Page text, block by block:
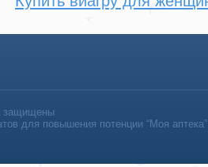
защищены
для повышения потенции “Моя